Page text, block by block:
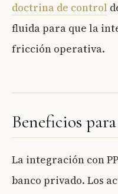
doctrina de control
fluida para que la
fricción operativa.
Beneficios
La integración con
banco privado. Los